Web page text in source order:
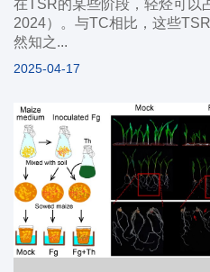
在TSR的某些阶段，轻烃可以
2024）。与TC相比，这些
然知之...
2025-04-17